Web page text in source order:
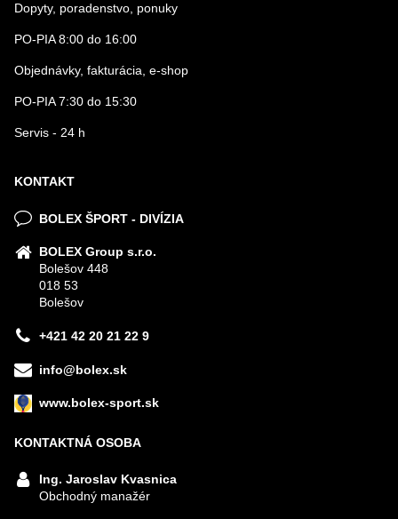
Dopyty, poradenstvo, ponuky
PO-PIA 8:00 do 16:00
Objednávky, fakturácia, e-shop
PO-PIA 7:30 do 15:30
Servis - 24 h
KONTAKT
BOLEX ŠPORT - DIVÍZIA
BOLEX Group s.r.o.
Bolešov 448
018 53
Bolešov
+421 42 20 21 22 9
info@bolex.sk
www.bolex-sport.sk
KONTAKTNÁ OSOBA
Ing. Jaroslav Kvasnica
Obchodný manažér